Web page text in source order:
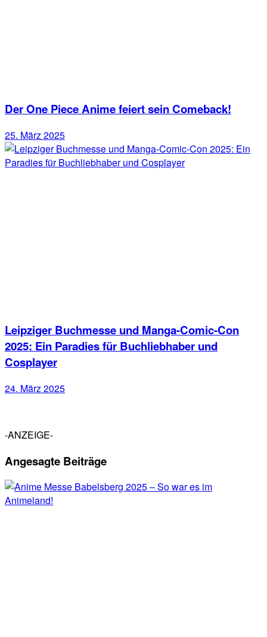
Der One Piece Anime feiert sein Comeback!
25. März 2025
Leipziger Buchmesse und Manga-Comic-Con
2025: Ein Paradies für Buchliebhaber und
Cosplayer
24. März 2025
-ANZEIGE-
Angesagte Beiträge